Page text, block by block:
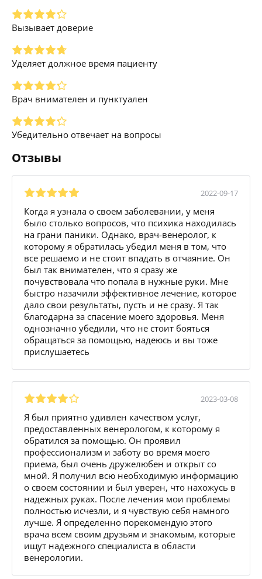
Вызывает доверие
Уделяет должное время пациенту
Врач внимателен и пунктуален
Убедительно отвечает на вопросы
Отзывы
2022-09-17
Когда я узнала о своем заболевании, у меня
было столько вопросов, что психика находилась
на грани паники. Однако, врач-венеролог, к
которому я обратилась убедил меня в том, что
все решаемо и не стоит впадать в отчаяние. Он
был так внимателен, что я сразу же
почувствовала что попала в нужные руки. Мне
быстро назачили эффективное лечение, которое
дало свои результаты, пусть и не сразу. Я так
благодарна за спасение моего здоровья. Меня
однозначно убедили, что не стоит бояться
обращаться за помощью, надеюсь и вы тоже
прислушаетесь
2023-03-08
Я был приятно удивлен качеством услуг,
предоставленных венерологом, к которому я
обратился за помощью. Он проявил
профессионализм и заботу во время моего
приема, был очень дружелюбен и открыт со
мной. Я получил всю необходимую информацию
о своем состоянии и был уверен, что нахожусь в
надежных руках. После лечения мои проблемы
полностью исчезли, и я чувствую себя намного
лучше. Я определенно порекомендую этого
врача всем своим друзьям и знакомым, которые
ищут надежного специалиста в области
венерологии.